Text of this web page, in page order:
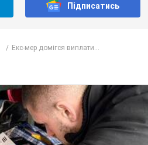
Підписатись
Екс-мер домігся виплати...